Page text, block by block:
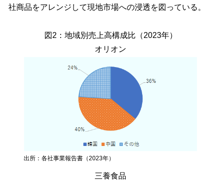
社商品をアレンジして現地市場への浸透を図っている。
図2：地域別売上高構成比（2023年）
オリオン
出所：各社事業報告書（2023年）
三養食品